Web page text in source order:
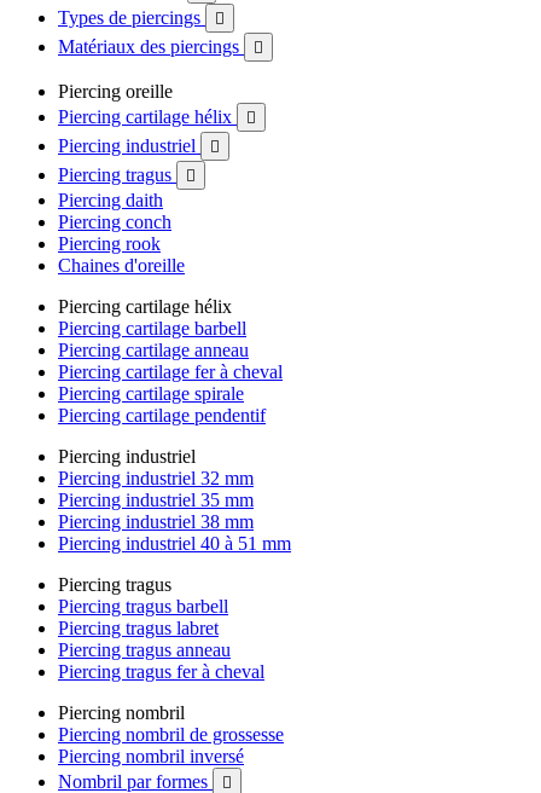
Types de piercings 
Matériaux des piercings 
Piercing oreille
Piercing cartilage hélix

Piercing industriel 
Piercing tragus 
Piercing daith
Piercing conch
Piercing rook
Chaines d'oreille
Piercing cartilage hélix
Piercing cartilage barbell
Piercing cartilage anneau
Piercing cartilage fer à cheval
Piercing cartilage spirale
Piercing cartilage pendentif
Piercing industriel
Piercing industriel 32 mm
Piercing industriel 35 mm
Piercing industriel 38 mm
Piercing industriel 40 à 51 mm
Piercing tragus
Piercing tragus barbell
Piercing tragus labret
Piercing tragus anneau
Piercing tragus fer à cheval
Piercing nombril
Piercing nombril de grossesse
Piercing nombril inversé
Nombril par formes
